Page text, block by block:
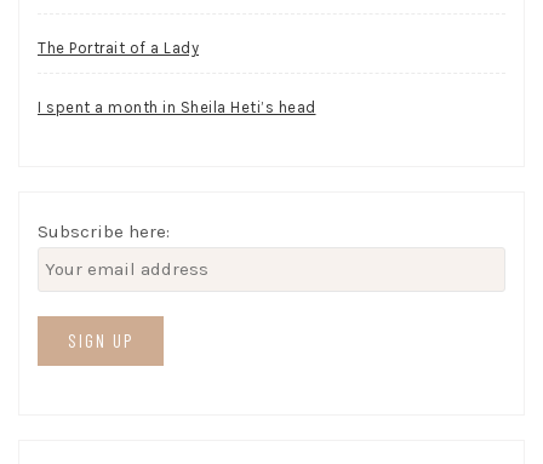
The Portrait of a Lady
I spent a month in Sheila Heti’s head
Subscribe here: